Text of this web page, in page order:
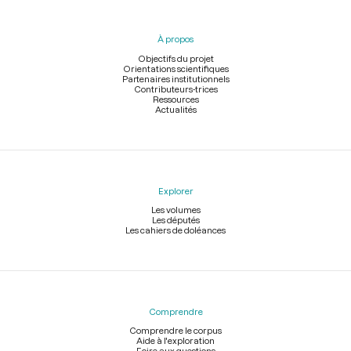
À propos
Objectifs du projet
Orientations scientifiques
Partenaires institutionnels
Contributeurs-trices
Ressources
Actualités
Explorer
Les volumes
Les députés
Les cahiers de doléances
Comprendre
Comprendre le corpus
Aide à l'exploration